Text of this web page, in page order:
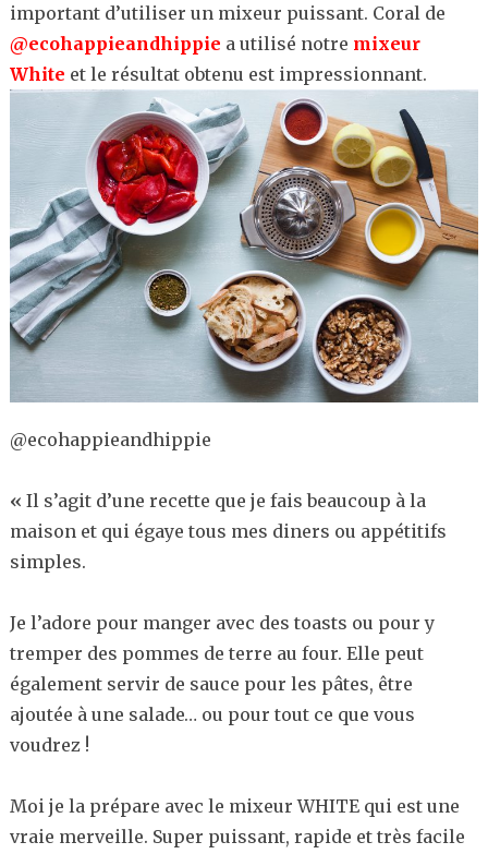
important d’utiliser un mixeur puissant. Coral de
@ecohappieandhippie a utilisé notre mixeur
White et le résultat obtenu est impressionnant.
@ecohappieandhippie
« Il s’agit d’une recette que je fais beaucoup à la
maison et qui égaye tous mes diners ou appétitifs
simples.
Je l’adore pour manger avec des toasts ou pour y
tremper des pommes de terre au four. Elle peut
également servir de sauce pour les pâtes, être
ajoutée à une salade… ou pour tout ce que vous
voudrez !
Moi je la prépare avec le mixeur WHITE qui est une
vraie merveille. Super puissant, rapide et très facile